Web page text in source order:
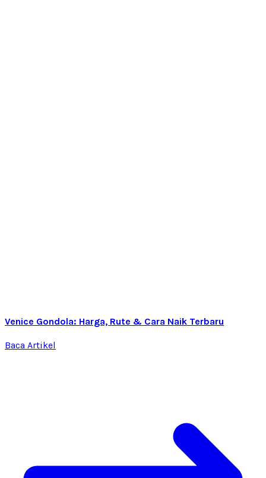
Venice Gondola: Harga, Rute & Cara Naik Terbaru
Baca Artikel